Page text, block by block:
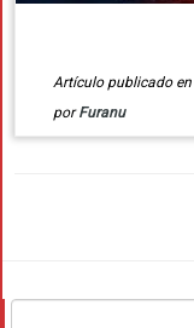
Artículo publicado en
porFuranu